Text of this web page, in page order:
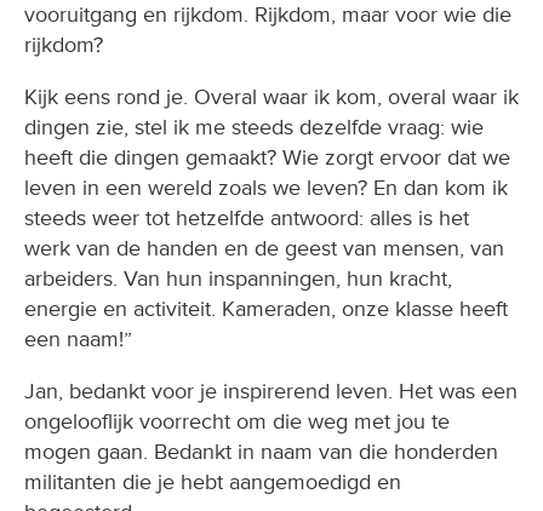
vooruitgang en rijkdom. Rijkdom, maar voor wie die
rijkdom?
Kijk eens rond je. Overal waar ik kom, overal waar ik
dingen zie, stel ik me steeds dezelfde vraag: wie
heeft die dingen gemaakt? Wie zorgt ervoor dat we
leven in een wereld zoals we leven? En dan kom ik
steeds weer tot hetzelfde antwoord: alles is het
werk van de handen en de geest van mensen, van
arbeiders. Van hun inspanningen, hun kracht,
energie en activiteit. Kameraden, onze klasse heeft
een naam!”
Jan, bedankt voor je inspirerend leven. Het was een
ongelooflijk voorrecht om die weg met jou te
mogen gaan. Bedankt in naam van die honderden
militanten die je hebt aangemoedigd en